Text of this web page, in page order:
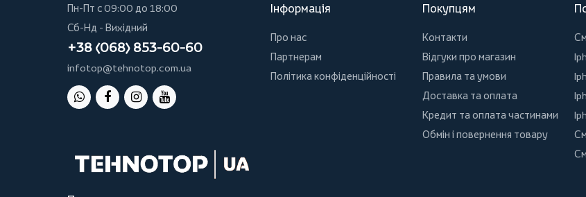
Пн-Пт с 09:00 до 18:00
Сб-Нд - Вихідний
+38 (068) 853-60-60
infotop@tehnotop.com.ua
Інформація
Про нас
Партнерам
Політика конфіденційності
Покупцям
Контакти
Відгуки про магазин
Правила та умови
Доставка та оплата
Кредит та оплата частинами
Обмін і повернення товару